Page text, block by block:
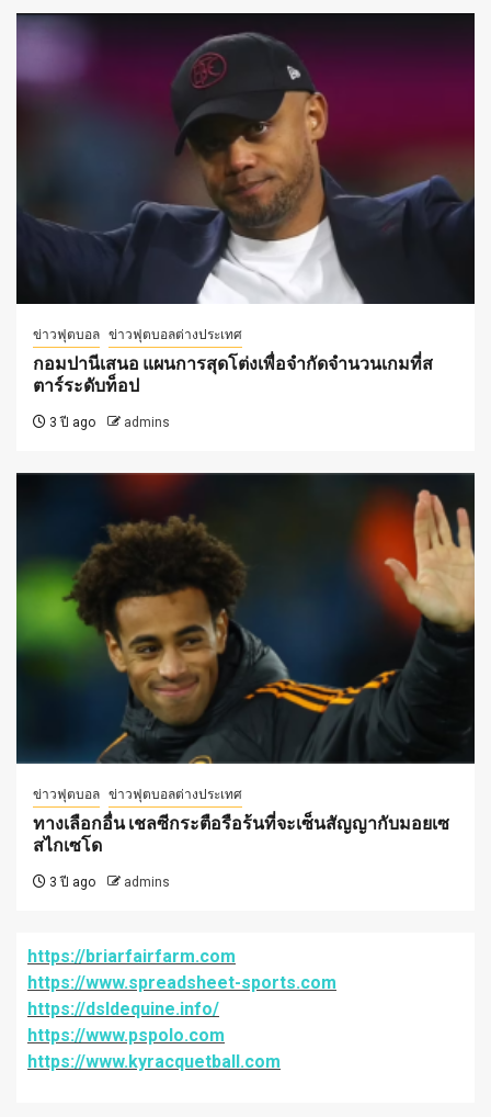
ข่าวฟุตบอล ข่าวฟุตบอลต่างประเทศ
กอมปานีเสนอ แผนการสุดโต่งเพื่อจำกัดจำนวนเกมที่ส
ตาร์ระดับท็อป
3 ปี ago admins
ข่าวฟุตบอล ข่าวฟุตบอลต่างประเทศ
ทางเลือกอื่น เชลซีกระตือรือร้นที่จะเซ็นสัญญากับมอยเซ
สไกเซโด
3 ปี ago admins
https://briarfairfarm.com
https://www.spreadsheet-sports.com
https://dsldequine.info/
https://www.pspolo.com
https://www.kyracquetball.com